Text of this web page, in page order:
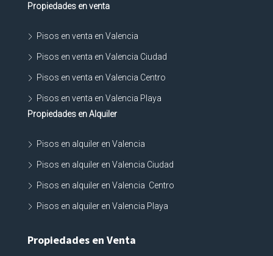
Propiedades en venta
Pisos en venta en Valencia
Pisos en venta en Valencia Ciudad
Pisos en venta en Valencia Centro
Pisos en venta en Valencia Playa
Propiedades en Alquiler
Pisos en alquiler en Valencia
Pisos en alquiler en Valencia Ciudad
Pisos en alquiler en Valencia Centro
Pisos en alquiler en Valencia Playa
Propiedades en Venta